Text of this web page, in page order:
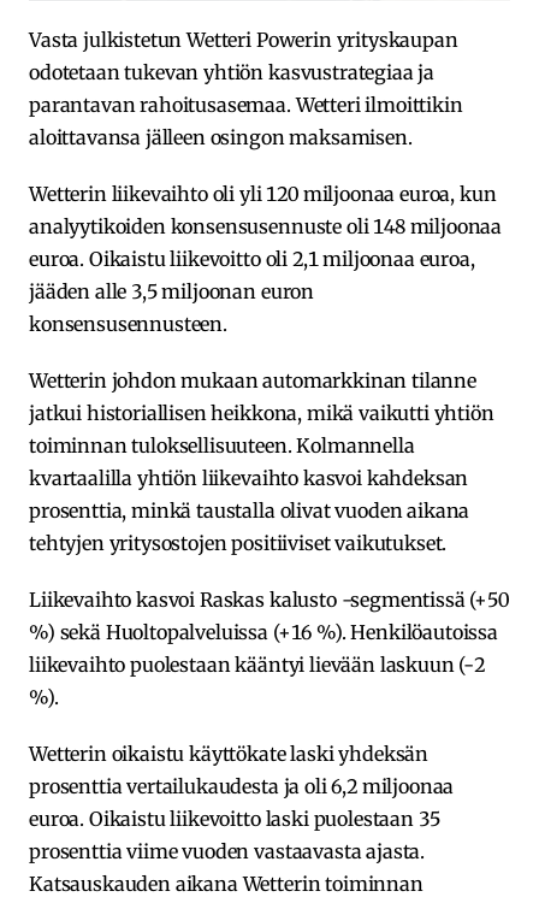
Vasta julkistetun Wetteri Powerin yrityskaupan
odotetaan tukevan yhtiön kasvustrategiaa ja
parantavan rahoitusasemaa. Wetteri ilmoittikin
aloittavansa jälleen osingon maksamisen.
Wetterin liikevaihto oli yli 120 miljoonaa euroa, kun
analyytikoiden konsensusennuste oli 148 miljoonaa
euroa. Oikaistu liikevoitto oli 2,1 miljoonaa euroa,
jääden alle 3,5 miljoonan euron
konsensusennusteen.
Wetterin johdon mukaan automarkkinan tilanne
jatkui historiallisen heikkona, mikä vaikutti yhtiön
toiminnan tuloksellisuuteen. Kolmannella
kvartaalilla yhtiön liikevaihto kasvoi kahdeksan
prosenttia, minkä taustalla olivat vuoden aikana
tehtyjen yritysostojen positiiviset vaikutukset.
Liikevaihto kasvoi Raskas kalusto -segmentissä (+50
%) sekä Huoltopalveluissa (+16 %). Henkilöautoissa
liikevaihto puolestaan kääntyi lievään laskuun (-2
%).
Wetterin oikaistu käyttökate laski yhdeksän
prosenttia vertailukaudesta ja oli 6,2 miljoonaa
euroa. Oikaistu liikevoitto laski puolestaan 35
prosenttia viime vuoden vastaavasta ajasta.
Katsauskauden aikana Wetterin toiminnan